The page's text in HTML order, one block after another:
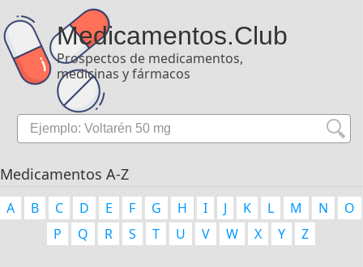
Medicamentos.Club
Prospectos de medicamentos,
medicinas y fármacos
Medicamentos A-Z
A B C D E F G H I J K L M N
O
P
Q R S T U V W X Y Z